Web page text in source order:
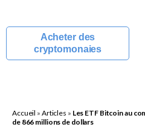
Acheter des
cryptomonaies
Accueil » Articles » Les ETF Bitcoin au
de 866 millions de dollars